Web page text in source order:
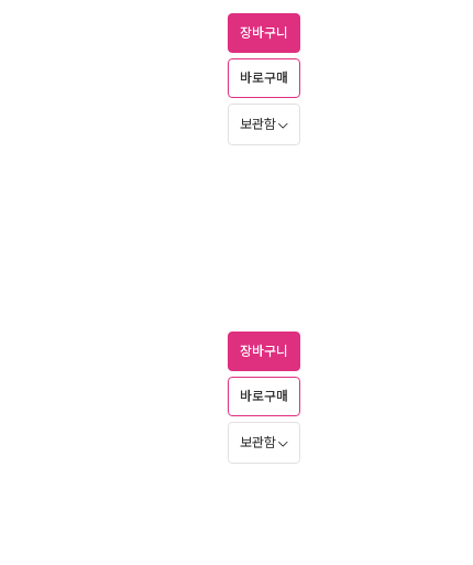
장바구니
바로구매
보관함
장바구니
바로구매
보관함